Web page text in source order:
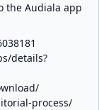
the Audiala app
details?
process/